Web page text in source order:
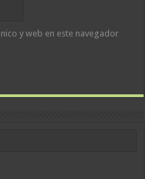
y web en este navegador